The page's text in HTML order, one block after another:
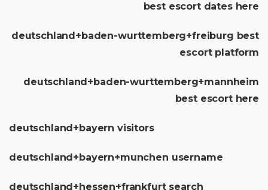
best escort dates here
deutschland+baden-wurttemberg+freiburg best
escort platform
deutschland+baden-wurttemberg+mannheim
best escort here
deutschland+bayern visitors
deutschland+bayern+munchen username
deutschland+hessen+frankfurt search